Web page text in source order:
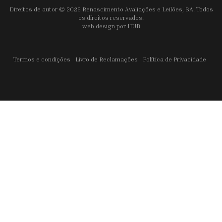
Direitos de autor © 2026 Renascimento Avaliações e Leilões, SA. Todos
os direitos reservados.
web design por HUB
Termos e condições Livro de Reclamações Política de Privacidade